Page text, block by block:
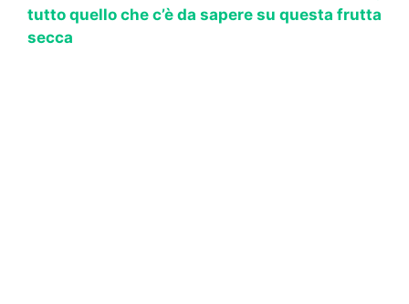
tutto quello che c’è da sapere su questa frutta
secca